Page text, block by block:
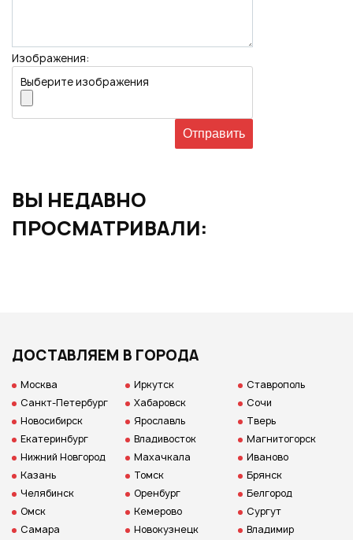
Изображения:
Выберите изображения
ВЫ НЕДАВНО
ПРОСМАТРИВАЛИ:
ДОСТАВЛЯЕМ В ГОРОДА
Москва
Санкт-Петербург
Новосибирск
Екатеринбург
Нижний Новгород
Казань
Челябинск
Омск
Самара
Иркутск
Хабаровск
Ярославль
Владивосток
Махачкала
Томск
Оренбург
Кемерово
Новокузнецк
Ставрополь
Сочи
Тверь
Магнитогорск
Иваново
Брянск
Белгород
Сургут
Владимир